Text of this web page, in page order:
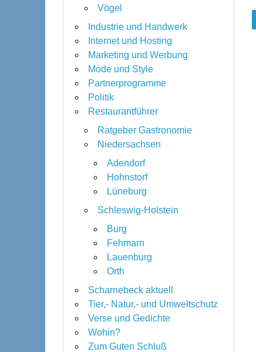
Vögel
Industrie und Handwerk
Internet und Hosting
Marketing und Werbung
Mode und Style
Partnerprogramme
Politik
Restaurantführer
Ratgeber Gastronomie
Niedersachsen
Adendorf
Hohnstorf
Lüneburg
Schleswig-Holstein
Burg
Fehmarn
Lauenburg
Orth
Scharnebeck aktuell
Tier,- Natur,- und Umweltschutz
Verse und Gedichte
Wohin?
Zum Guten Schluß